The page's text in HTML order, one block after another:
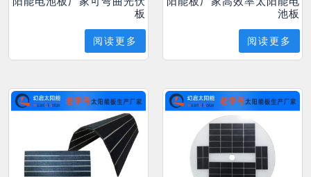
板
阅读更多
池板
阅读更多